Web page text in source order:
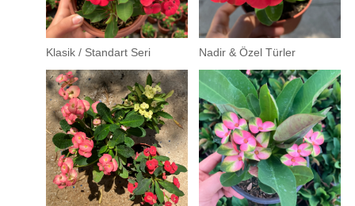
Klasik / Standart Seri Nadir & Özel Türler